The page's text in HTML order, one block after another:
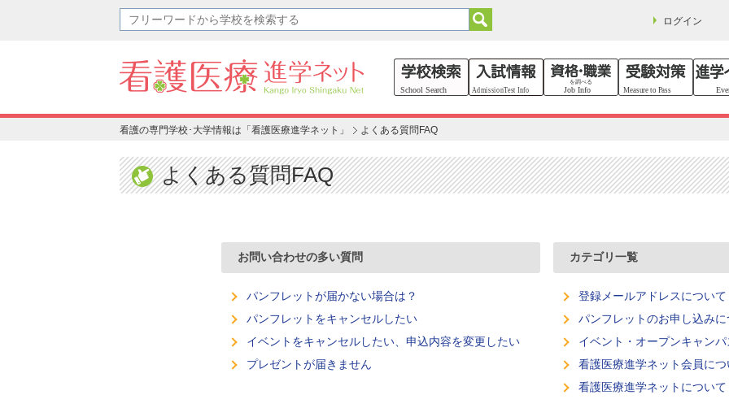
ログイン
看護の専門学校･大学情報は「看護医療進学ネット」 よくある質問FAQ
よくある質問FAQ
お問い合わせの多い質問
パンフレットが届かない場合は？
パンフレットをキャンセルしたい
イベントをキャンセルしたい、申込内容を変更したい
プレゼントが届きません
カテゴリ一覧
登録メールアドレスについて
パンフレットのお申し込みに
イベント・オープンキャン
看護医療進学ネット会員につ
看護医療進学ネットについて